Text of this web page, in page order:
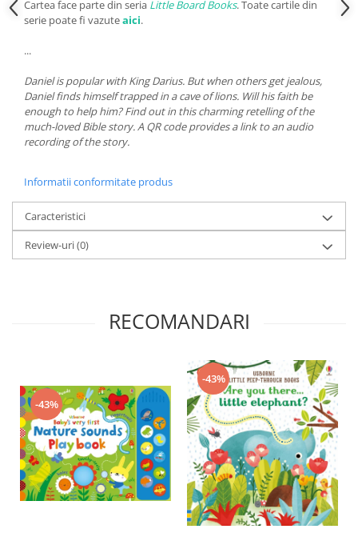
Cartea face parte din seria Little Board Books. Toate cartile din
serie poate fi vazuteaici.
...
Daniel is popular with King Darius. But when others get jealous,
Daniel finds himself trapped in a cave of lions. Will his faith be
enough to help him? Find out in this charming retelling of the
much-loved Bible story. A QR code provides a link to an audio
recording of the story.
Informatii conformitate produs
Caracteristici
Review-uri(0)
RECOMANDARI
-43%
-43%